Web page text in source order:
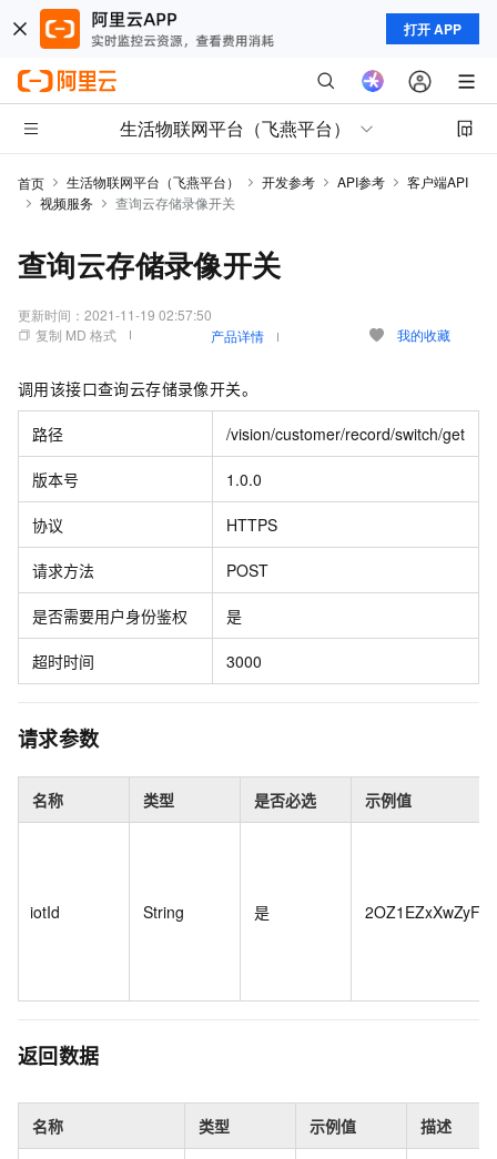
打开 APP
生活物联网平台（飞燕平台）
首页 生活物联网平台（飞燕平台） 开发参考 API参考
客户端API
视频服务
查询云存储录像开关
查询云存储录像开关
更新时间： 2021-11-19 02:57:50
复制 MD 格式
产品详情 我的收藏
调用该接口查询云存储录像开关。
路径 /vision/customer/record/switch/get
版本号 1.0.0
协议 HTTPS
请求方法 POST
是否需要用户身份鉴权 是
超时时间 3000
请求参数
名称 类型 是否必选 示例值
iotId String 是
返回数据
名称 类型 示例值 描述